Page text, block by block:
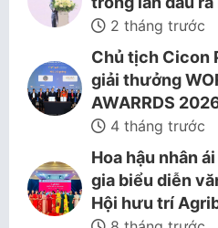
2 tháng trước
Chủ tịch Cicon
giải thưởng
AWARRDS
4 tháng trước
Hoa hậu nhân
gia biểu diễn
Hội hưu trí